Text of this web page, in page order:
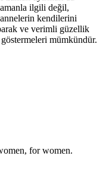
ilgili değil,
kendilerini
ve verimli güzellik
mümkündür.
for women.